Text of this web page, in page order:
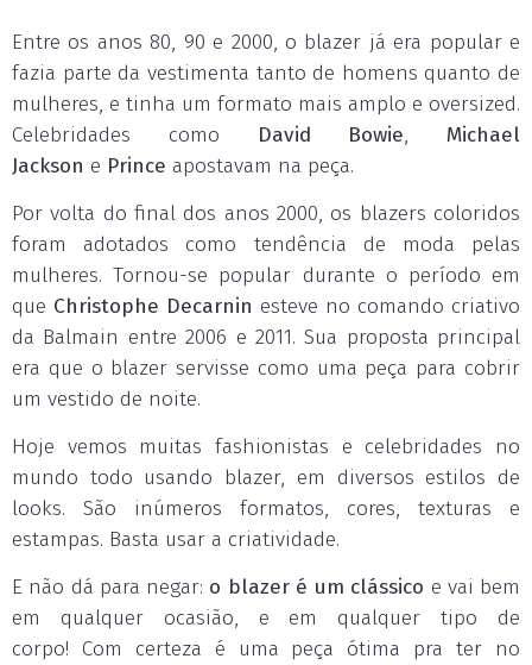
Entre os anos 80, 90 e 2000, o blazer já era popular e
fazia parte da vestimenta tanto de homens quanto de
mulheres, e tinha um formato mais amplo e oversized.
Celebridades como
David Bowie, Michael
Jackson e Prince apostavam na peça.
Por volta do final dos anos 2000, os blazers coloridos
foram adotados como tendência de moda pelas
mulheres. Tornou-se popular durante o período em
que Christophe Decarnin esteve no comando criativo
da Balmain entre 2006 e 2011. Sua proposta principal
era que o blazer servisse como uma peça para cobrir
um vestido de noite.
Hoje vemos muitas fashionistas e celebridades no
mundo todo usando blazer, em diversos estilos de
looks. São inúmeros formatos, cores, texturas e
estampas. Basta usar a criatividade.
E não dá para negar: o blazer é um clássico e vai bem
em qualquer ocasião, e em qualquer tipo de
corpo! Com certeza é uma peça ótima pra ter no